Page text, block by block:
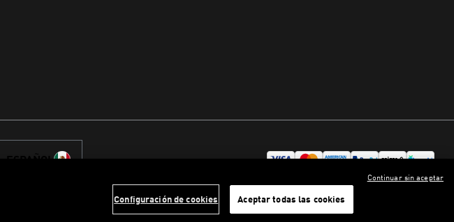
Configuración de cookies Aceptar todas las cookies
Continuar sin aceptar